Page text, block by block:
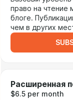
право на чтение
блоге.
чем в других
Расширенная
$6.5 per month